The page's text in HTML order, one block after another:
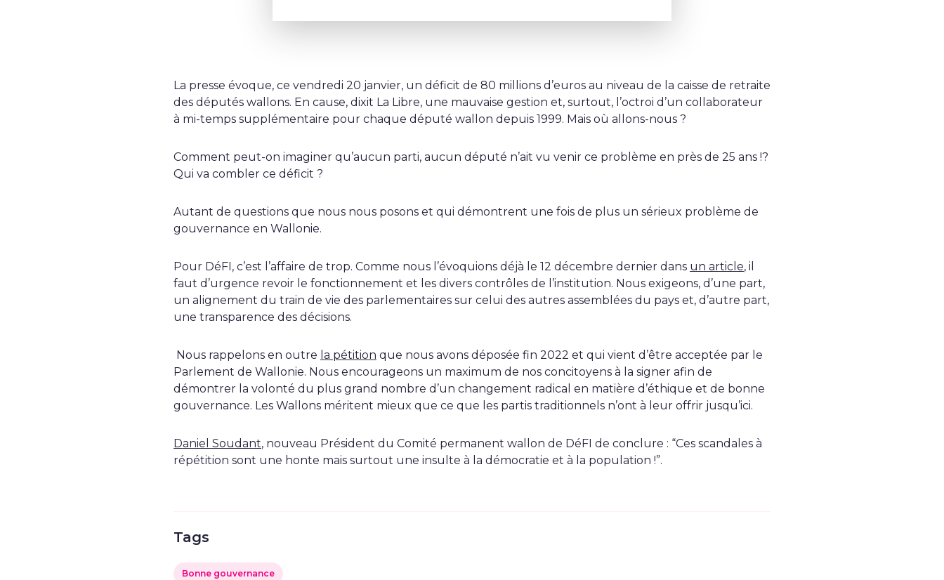
La presse évoque, ce vendredi 20 janvier, un déficit de 80 millions d’euros au niveau de la caisse de retraite
des députés wallons. En cause, dixit La Libre, une mauvaise gestion et, surtout, l’octroi d’un collaborateur
à mi-temps supplémentaire pour chaque député wallon depuis 1999. Mais où allons-nous ?
Comment peut-on imaginer qu’aucun parti, aucun député n’ait vu venir ce problème en près de 25 ans !?
Qui va combler ce déficit ?
Autant de questions que nous nous posons et qui démontrent une fois de plus un sérieux problème de
gouvernance en Wallonie.
Pour DéFI, c’est l’affaire de trop. Comme nous l’évoquions déjà le 12 décembre dernier dans un article, il
faut d’urgence revoir le fonctionnement et les divers contrôles de l’institution. Nous exigeons, d’une part,
un alignement du train de vie des parlementaires sur celui des autres assemblées du pays et, d’autre part,
une transparence des décisions.
Nous rappelons en outre la pétition que nous avons déposée fin 2022 et qui vient d’être acceptée par le
Parlement de Wallonie. Nous encourageons un maximum de nos concitoyens à la signer afin de
démontrer la volonté du plus grand nombre d’un changement radical en matière d’éthique et de bonne
gouvernance. Les Wallons méritent mieux que ce que les partis traditionnels n’ont à leur offrir jusqu’ici.
Daniel Soudant, nouveau Président du Comité permanent wallon de DéFI de conclure : “Ces scandales à
répétition sont une honte mais surtout une insulte à la démocratie et à la population !”.
Tags
Bonne gouvernance